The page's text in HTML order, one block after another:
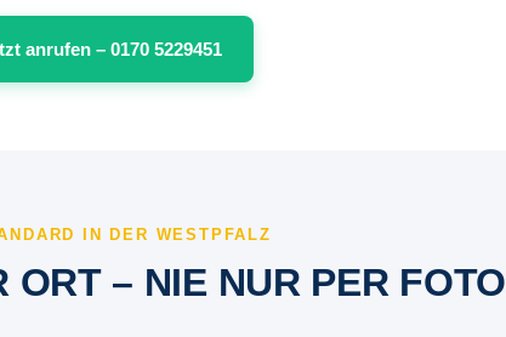
anrufen – 0170 5229451
IN DER WESTPFALZ
ORT – NIE NUR PER FOTO